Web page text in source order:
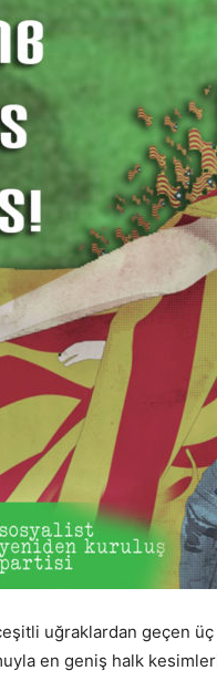
uğraklardan geçen üç
en geniş halk